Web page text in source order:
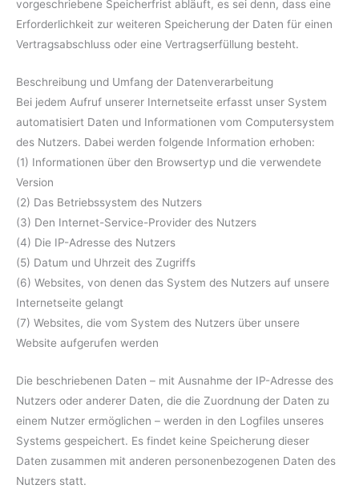
vorgeschriebene Speicherfrist abläuft, es sei denn, dass eine
Erforderlichkeit zur weiteren Speicherung der Daten für einen
Vertragsabschluss oder eine Vertragserfüllung besteht.
Beschreibung und Umfang der Datenverarbeitung
Bei jedem Aufruf unserer Internetseite erfasst unser System
automatisiert Daten und Informationen vom Computersystem
des Nutzers. Dabei werden folgende Information erhoben:
(1) Informationen über den Browsertyp und die verwendete
Version
(2) Das Betriebssystem des Nutzers
(3) Den Internet-Service-Provider des Nutzers
(4) Die IP-Adresse des Nutzers
(5) Datum und Uhrzeit des Zugriffs
(6) Websites, von denen das System des Nutzers auf unsere
Internetseite gelangt
(7) Websites, die vom System des Nutzers über unsere
Website aufgerufen werden
Die beschriebenen Daten – mit Ausnahme der IP-Adresse des
Nutzers oder anderer Daten, die die Zuordnung der Daten zu
einem Nutzer ermöglichen – werden in den Logfiles unseres
Systems gespeichert. Es findet keine Speicherung dieser
Daten zusammen mit anderen personenbezogenen Daten des
Nutzers statt.